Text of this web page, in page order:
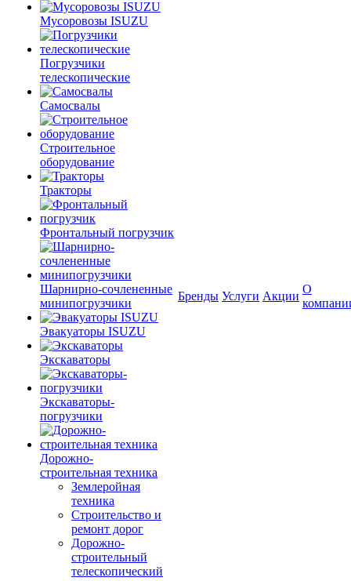
Мусоровозы ISUZU
Погрузчики
телескопические
Самосвалы
Строительное
оборудование
Тракторы
Фронтальный погрузчик
Шарнирно-сочлененные
минипогрузчики
Эвакуаторы ISUZU
Экскаваторы
Экскаваторы-
погрузчики
Дорожно-
строительная техника
Землеройная
техника
Строительство и
ремонт дорог
Дорожно-
строительный
телескопический
Бренды Услуги Акции
О